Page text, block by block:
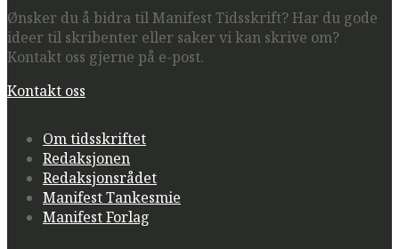
Ønsker du å bidra til Manifest Tidsskrift? Har du gode
ideer til skribenter eller saker vi kan skrive om?
Kontakt oss gjerne på e-post.
Kontakt oss
Om tidsskriftet
Redaksjonen
Redaksjonsrådet
Manifest Tankesmie
Manifest Forlag